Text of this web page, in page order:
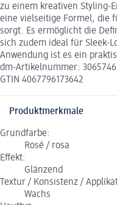
zu einem kreativen Styling-
eine vielseitige Formel, die
sorgt. Es ermöglicht die
sich zudem ideal für Sleek-
Anwendung ist es ein
dm-Artikelnummer: 3065746
GTIN 4067796173642
Produktmerkmale
Grundfarbe:
Rosé / rosa
Effekt:
Glänzend
Textur / Konsistenz /
Wachs